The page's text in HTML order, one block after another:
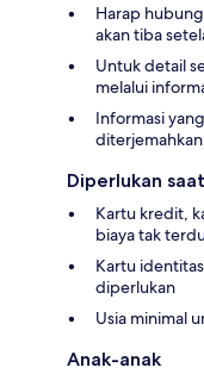
Harap
akan tiba
Untuk detail
melalui
Informasi
Diperlukan
Kartu kredit,
biaya tak
Kartu
diperlukan
Usia minimal
Anak-anak